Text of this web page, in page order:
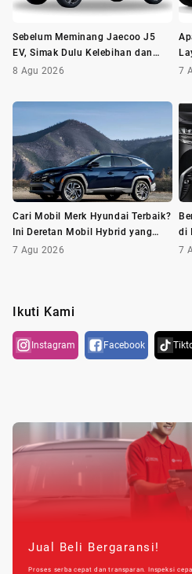
Sebelum Meminang Jaecoo J5
EV, Simak Dulu Kelebihan dan
Kekurangannya
8 Agu 2026 7
Cari Mobil Merk Hyundai Terbaik?
Ini Deretan Mobil Hybrid yang
Wajib Dilirik
7 Agu 2026
di
7
Ikuti Kami
Instagram Facebook
Jual Beli Bergaransi!
Proses serba cepat dan transparan. Inspeksi